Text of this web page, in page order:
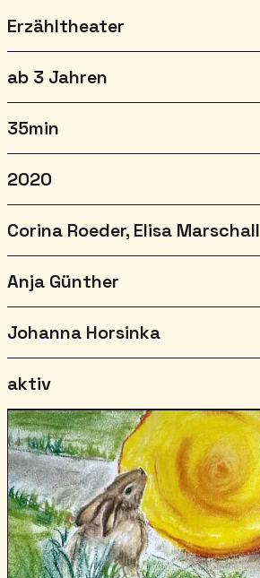
Erzähltheater
ab 3 Jahren
35min
2020
Corina Roeder, Elisa Marschall
Anja Günther
Johanna Horsinka
aktiv